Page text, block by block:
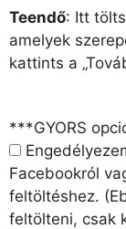
Teendő: Itt
amelyek
kattints a
***GYORS
Facebookról
feltöltéshez.
feltölteni, csak